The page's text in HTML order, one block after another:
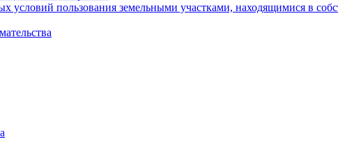
условий пользования земельными участками, находящимися в